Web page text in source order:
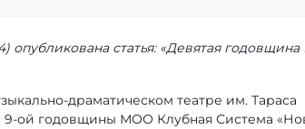
опубликована статья: «Девятая
драматическом театре им. Тараса
9-ой годовщины МОО Клубная Система